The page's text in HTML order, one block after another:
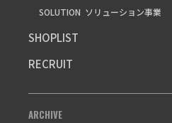
SOLUTION ソリューション事業
SHOPLIST
RECRUIT
ARCHIVE